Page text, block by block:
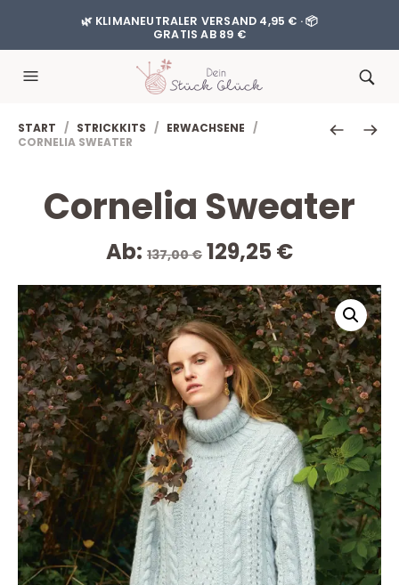
🌿 KLIMANEUTRALER VERSAND 4,95 € · 📦
GRATIS AB 89 €
START / STRICKKITS / ERWACHSENE /
CORNELIA SWEATER
Cornelia Sweater
Ab: 137,00€ Ursprünglicher
Preis
war:
137,00 €
129,25€Aktueller
ist:
129,25 €.